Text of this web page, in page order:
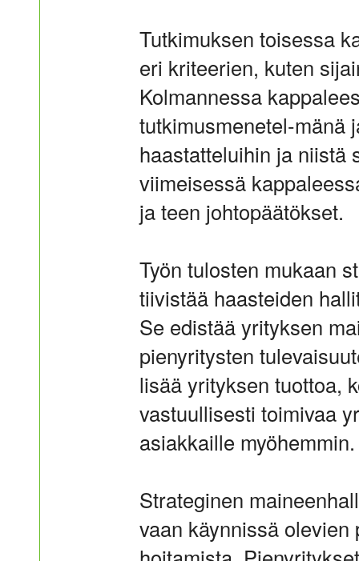
Tutkimuksen toisessa
eri kriteerien, kuten
Kolmannessa
tutkimusmenetel-mänä
haastatteluihin ja niistä
viimeisessä
ja teen johtopäätökset.
Työn tulosten mukaan
tiivistää haasteiden
Se edistää yrityksen
pienyritysten
lisää yrityksen tuottoa,
vastuullisesti toimivaa
asiakkaille myöhemmin.
Strateginen
vaan käynnissä